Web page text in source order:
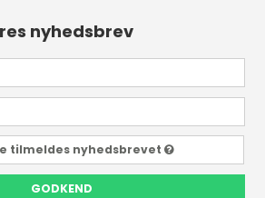
nyhedsbrev
tilmeldes nyhedsbrevet
GODKEND